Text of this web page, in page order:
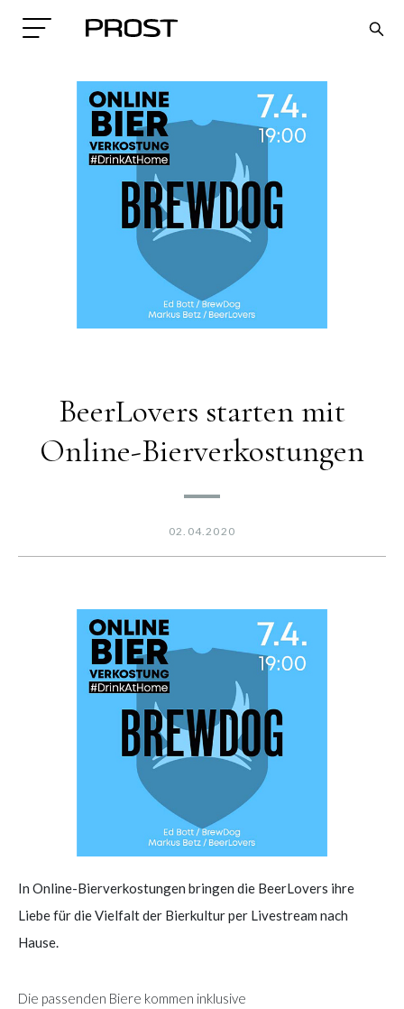
BeerLovers starten mit
Online-Bierverkostungen
02.04.2020
In Online-Bierverkostungen bringen die BeerLovers ihre
Liebe für die Vielfalt der Bierkultur per Livestream nach
Hause.
Die passenden Biere kommen inklusive